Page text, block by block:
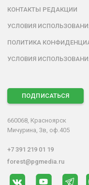
КОНТАКТЫ РЕДАКЦИИ
УСЛОВИЯ
ПОЛИТИКА
УСЛОВИЯ
ПОДПИСАТЬСЯ
660068, Красноярск
Мичурина, 3в, оф.405
+7 391 219 01 19
forest@pgmedia.ru